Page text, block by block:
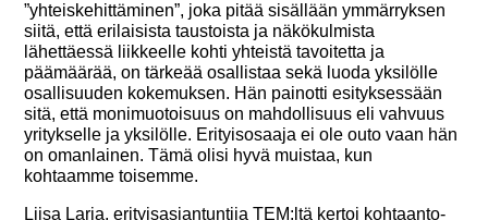
”yhteiskehittäminen”, joka pitää sisällään ymmärryksen
siitä, että erilaisista taustoista ja näkökulmista
lähettäessä liikkeelle kohti yhteistä tavoitetta ja
päämäärää, on tärkeää osallistaa sekä luoda yksilölle
osallisuuden kokemuksen. Hän painotti esityksessään
sitä, että monimuotoisuus on mahdollisuus eli vahvuus
yritykselle ja yksilölle. Erityisosaaja ei ole outo vaan hän
on omanlainen. Tämä olisi hyvä muistaa, kun
kohtaamme toisemme.
Liisa Larja, erityisasiantuntija TEM:ltä kertoi kohtaanto-